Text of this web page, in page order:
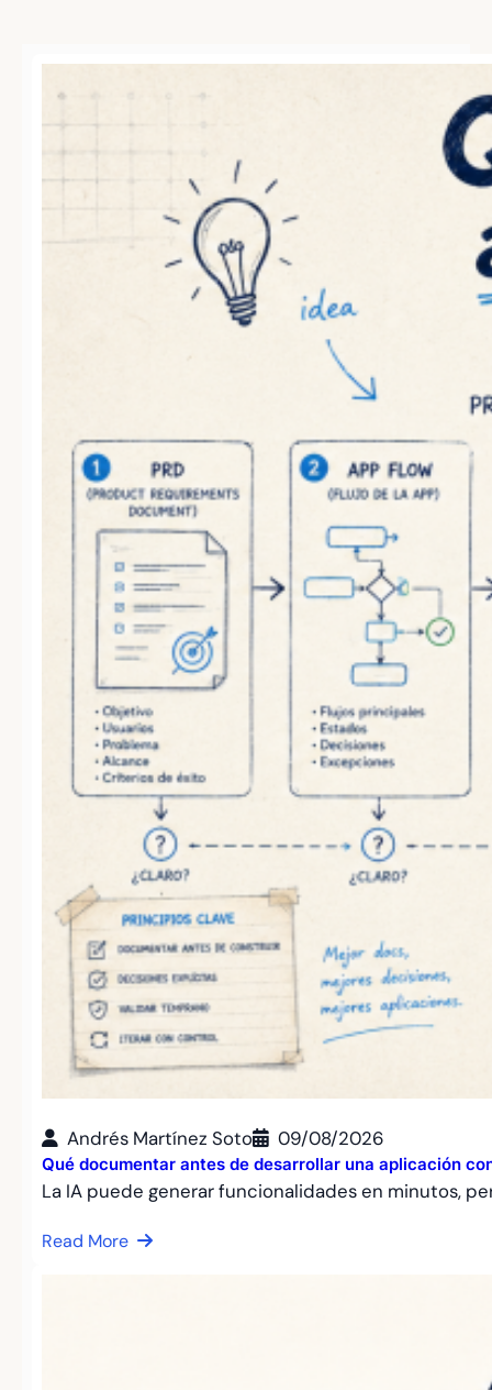
Andrés Martínez Soto 09/08/2026
Qué documentar antes de desarrollar una aplicación
La IA puede generar funcionalidades en minutos,
Read More